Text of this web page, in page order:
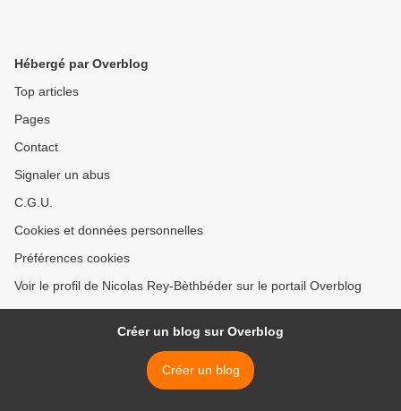
Hébergé par Overblog
Top articles
Pages
Contact
Signaler un abus
C.G.U.
Cookies et données personnelles
Préférences cookies
Voir le profil de Nicolas Rey-Bèthbéder sur le portail Overblog
Créer un blog sur Overblog
Créer un blog